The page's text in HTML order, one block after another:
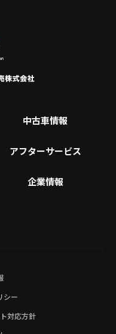
中古車情報
アフターサービス
企業情報
シー
対応方針